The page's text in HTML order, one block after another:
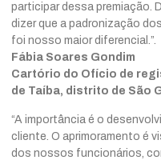
participar dessa premiação.
dizer que a padronização
foi nosso maior diferencial.”.
Fábia Soares Gondim
Cartório do Ofício de
de Taíba, distrito de São
“A importância é o
cliente. O aprimoramento é
dos nossos funcionários,